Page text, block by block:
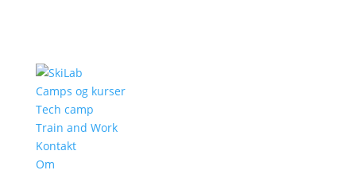
Camps og kurser
Tech camp
Train and Work
Kontakt
Om